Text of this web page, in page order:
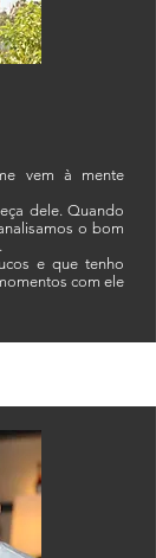
vem à mente
dele. Quando
o bom
e que tenho
com ele